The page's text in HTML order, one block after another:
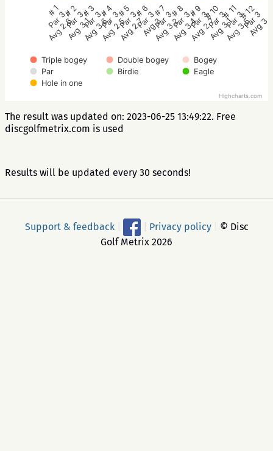
Triple bogey Double bogey
Bogey
Par
Birdie
Eagle
Hole in one
# 1
Par 3
Avg 2.6
# 2
Par 3
Avg 3.1
# 3
Par 3
Avg 3.6
# 4
Par 3
Avg 2.5
# 5
Par 3
Avg 2.7
# 6
Par 3
Avg 3
# 7
Par 3
Avg 3.2
# 8
Par 3
Avg 3.4
# 9
Par 3
Avg 2.7
# 10
Par 3
Avg 3.1
# 11
Par 3
Avg 3.5
# 12
Par 3
Avg 3
Highcharts.com
The result was updated on: 2023-06-25 13:49:22. Free
discgolfmetrix.com is used
Results will be updated every 30 seconds!
Support & feedback Privacy policy
© Disc
Golf Metrix 2026